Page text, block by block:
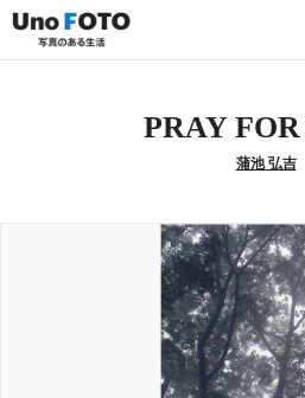
PRAY
蒲池 弘吉